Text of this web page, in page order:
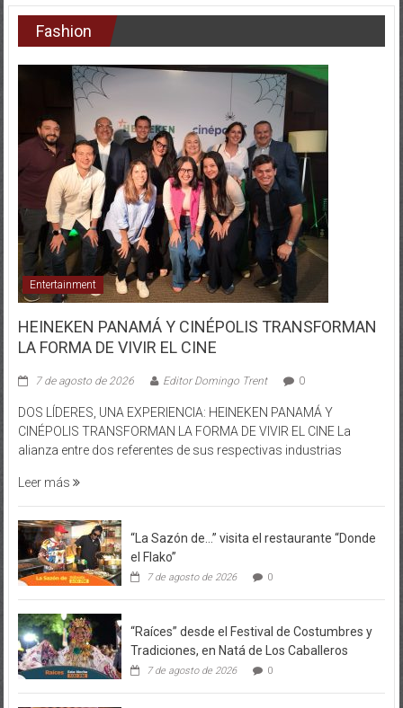
Fashion
Entertainment
HEINEKEN PANAMÁ Y CINÉPOLIS TRANSFORMAN
LA FORMA DE VIVIR EL CINE
7 de agosto de 2026 Editor Domingo Trent 0
DOS LÍDERES, UNA EXPERIENCIA: HEINEKEN PANAMÁ Y
CINÉPOLIS TRANSFORMAN LA FORMA DE VIVIR EL CINE La
alianza entre dos referentes de sus respectivas industrias
Leer más
“La Sazón de…” visita el restaurante “Donde
el Flako”
7 de agosto de 2026 0
“Raíces” desde el Festival de Costumbres y
Tradiciones, en Natá de Los Caballeros
7 de agosto de 2026 0